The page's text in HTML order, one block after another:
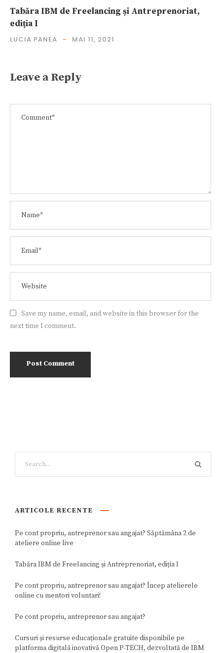
Tabăra IBM de Freelancing și Antreprenoriat,
ediția I
LUCIA PANEA MAI 11, 2021
Leave a Reply
Save my name, email, and website in this browser for the
next time I comment.
ARTICOLE RECENTE
Pe cont propriu, antreprenor sau angajat? Săptămâna 2 de
ateliere online live
Tabăra IBM de Freelancing și Antreprenoriat, ediția I
Pe cont propriu, antreprenor sau angajat? Încep atelierele
online cu mentori voluntari!
Pe cont propriu, antreprenor sau angajat?
Cursuri și resurse educaționale gratuite disponibile pe
platforma digitală inovativă Open P-TECH, dezvoltată de IBM